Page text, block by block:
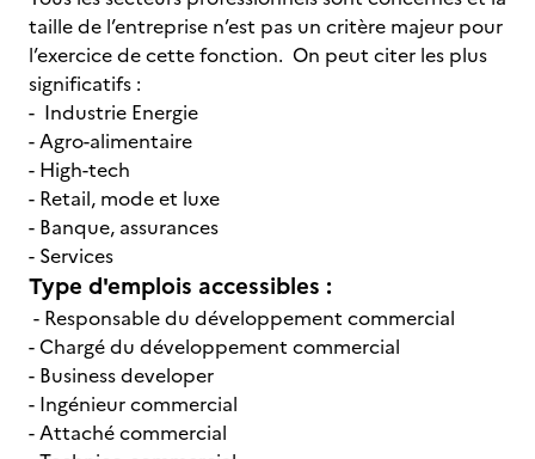
taille de l’entreprise n’est pas un critère majeur pour
l’exercice de cette fonction. On peut citer les plus
significatifs :
- Industrie Energie
- Agro-alimentaire
- High-tech
- Retail, mode et luxe
- Banque, assurances
- Services
Type d'emplois accessibles :
- Responsable du développement commercial
- Chargé du développement commercial
- Business developer
- Ingénieur commercial
- Attaché commercial